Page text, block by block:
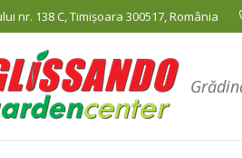
nr. 138 C, Timișoara 300517, România